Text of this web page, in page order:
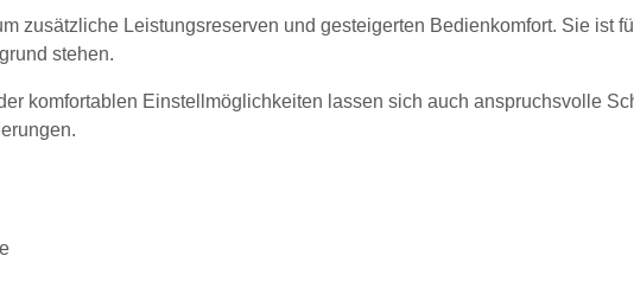
zusätzliche Leistungsreserven und gesteigerten Bedienkomfort. Sie ist
stehen.
komfortablen Einstellmöglichkeiten lassen sich auch anspruchsvolle